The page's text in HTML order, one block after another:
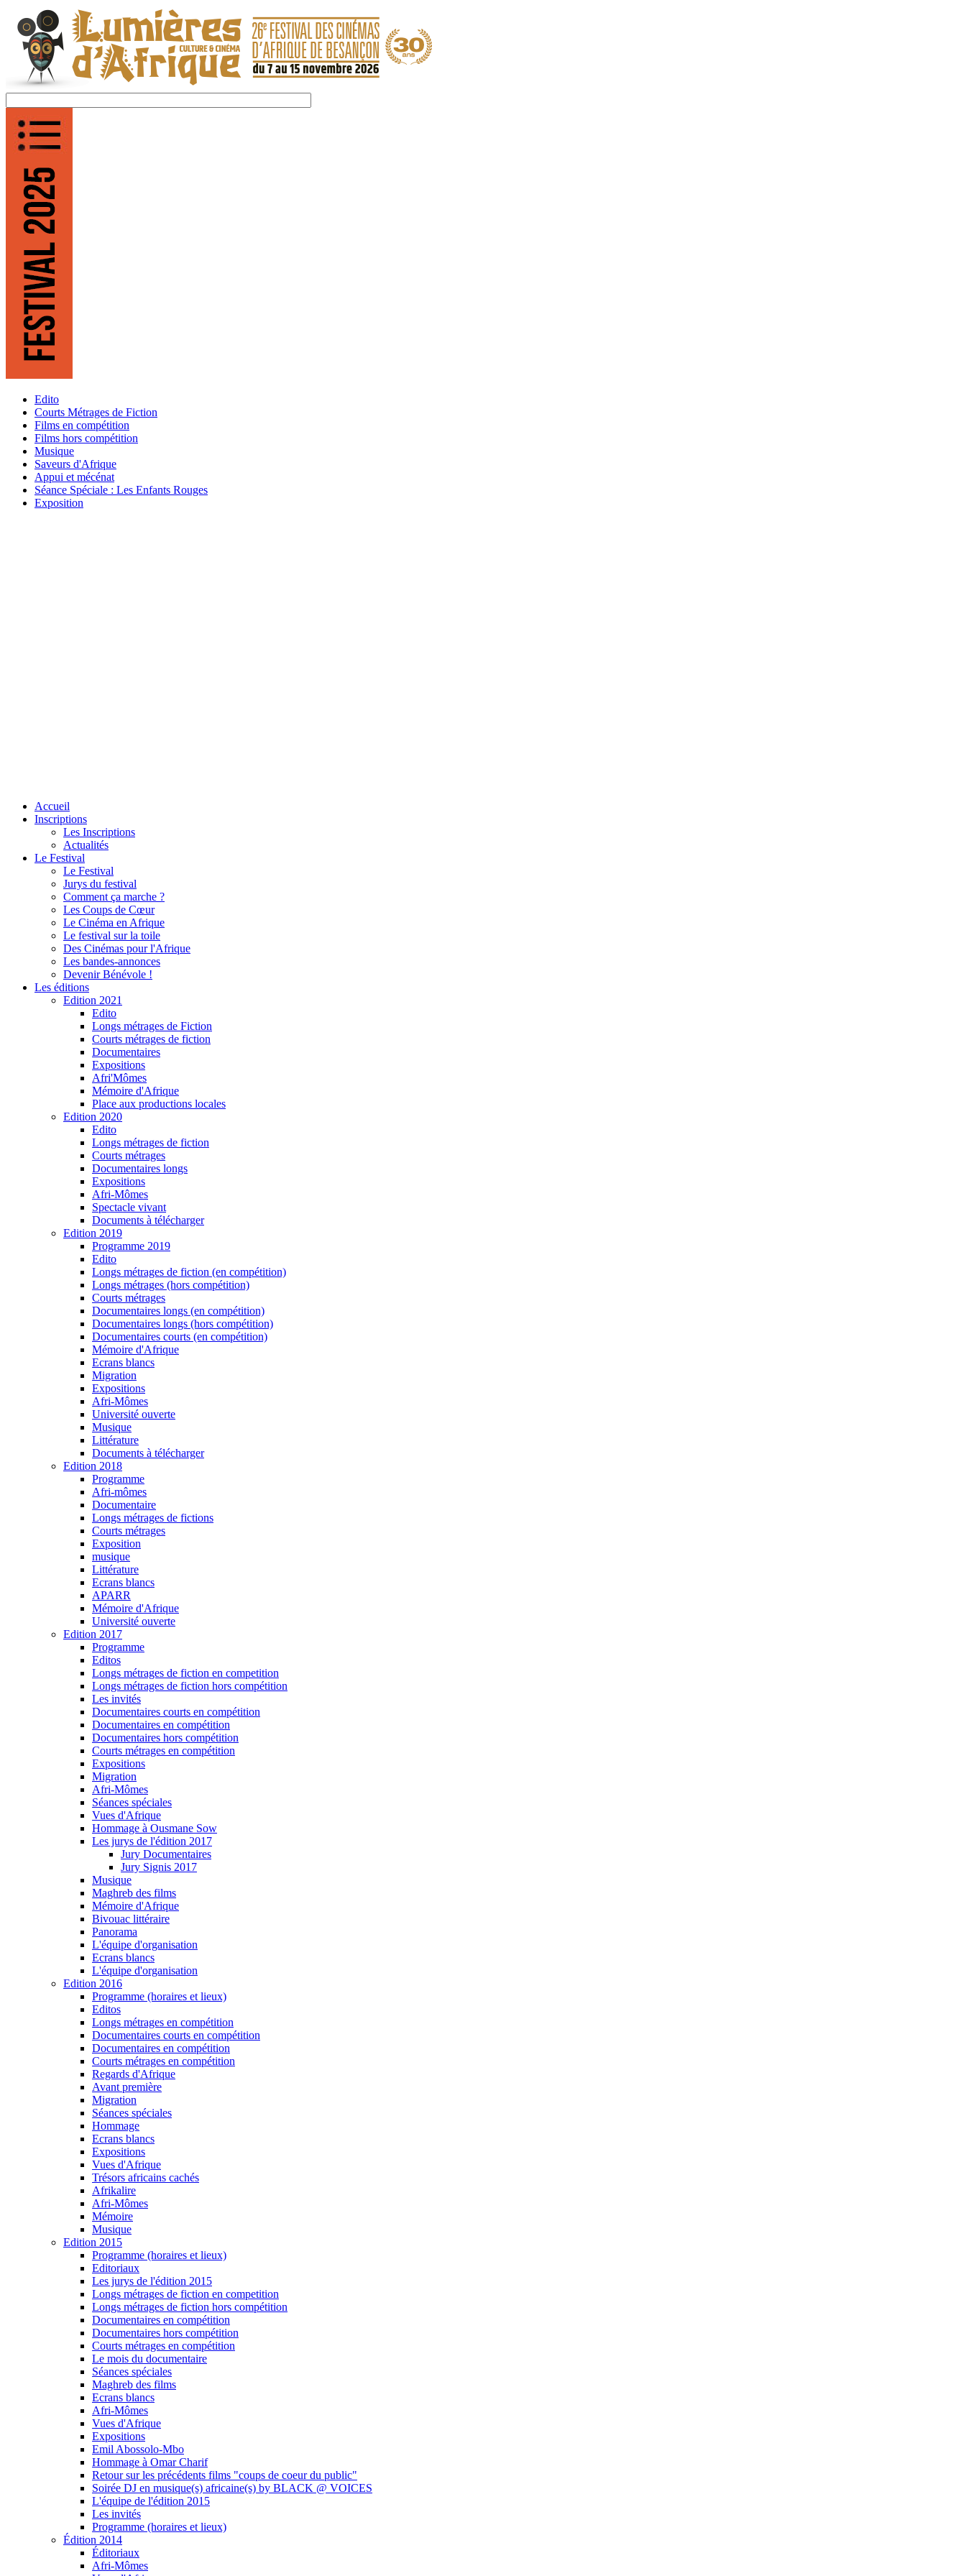
Edito
Courts Métrages de Fiction
Films en compétition
Films hors compétition
Musique
Saveurs d'Afrique
Appui et mécénat
Séance Spéciale : Les Enfants Rouges
Exposition
Accueil
Inscriptions
Les Inscriptions
Actualités
Le Festival
Le Festival
Jurys du festival
Comment ça marche ?
Les Coups de Cœur
Le Cinéma en Afrique
Le festival sur la toile
Des Cinémas pour l'Afrique
Les bandes-annonces
Devenir Bénévole !
Les éditions
Edition 2021
Edito
Longs métrages de Fiction
Courts métrages de fiction
Documentaires
Expositions
Afri'Mômes
Mémoire d'Afrique
Place aux productions locales
Edition 2020
Edito
Longs métrages de fiction
Courts métrages
Documentaires longs
Expositions
Afri-Mômes
Spectacle vivant
Documents à télécharger
Edition 2019
Programme 2019
Edito
Longs métrages de fiction (en compétition)
Longs métrages (hors compétition)
Courts métrages
Documentaires longs (en compétition)
Documentaires longs (hors compétition)
Documentaires courts (en compétition)
Mémoire d'Afrique
Ecrans blancs
Migration
Expositions
Afri-Mômes
Université ouverte
Musique
Littérature
Documents à télécharger
Edition 2018
Programme
Afri-mômes
Documentaire
Longs métrages de fictions
Courts métrages
Exposition
musique
Littérature
Ecrans blancs
APARR
Mémoire d'Afrique
Université ouverte
Edition 2017
Programme
Editos
Longs métrages de fiction en competition
Longs métrages de fiction hors compétition
Les invités
Documentaires courts en compétition
Documentaires en compétition
Documentaires hors compétition
Courts métrages en compétition
Expositions
Migration
Afri-Mômes
Séances spéciales
Vues d'Afrique
Hommage à Ousmane Sow
Les jurys de l'édition 2017
Jury Documentaires
Jury Signis 2017
Musique
Maghreb des films
Mémoire d'Afrique
Bivouac littéraire
Panorama
L'équipe d'organisation
Ecrans blancs
L'équipe d'organisation
Edition 2016
Programme (horaires et lieux)
Editos
Longs métrages en compétition
Documentaires courts en compétition
Documentaires en compétition
Courts métrages en compétition
Regards d'Afrique
Avant première
Migration
Séances spéciales
Hommage
Ecrans blancs
Expositions
Vues d'Afrique
Trésors africains cachés
Afrikalire
Afri-Mômes
Mémoire
Musique
Edition 2015
Programme (horaires et lieux)
Editoriaux
Les jurys de l'édition 2015
Longs métrages de fiction en competition
Longs métrages de fiction hors compétition
Documentaires en compétition
Documentaires hors compétition
Courts métrages en compétition
Le mois du documentaire
Séances spéciales
Maghreb des films
Ecrans blancs
Afri-Mômes
Vues d'Afrique
Expositions
Emil Abossolo-Mbo
Hommage à Omar Charif
Retour sur les précédents films "coups de coeur du public"
Soirée DJ en musique(s) africaine(s) by BLACK @ VOICES
L'équipe de l'édition 2015
Les invités
Programme (horaires et lieux)
Édition 2014
Éditoriaux
Afri-Mômes